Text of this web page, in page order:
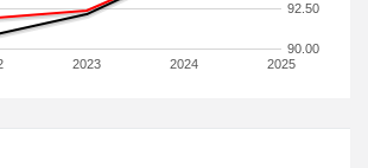
2023 2024 2025
90.00
92.50